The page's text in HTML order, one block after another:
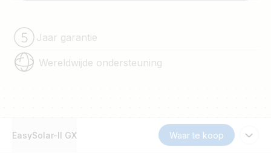
Jaar garantie
Wereldwijde ondersteuning
EasySolar-II GX Waar te koop